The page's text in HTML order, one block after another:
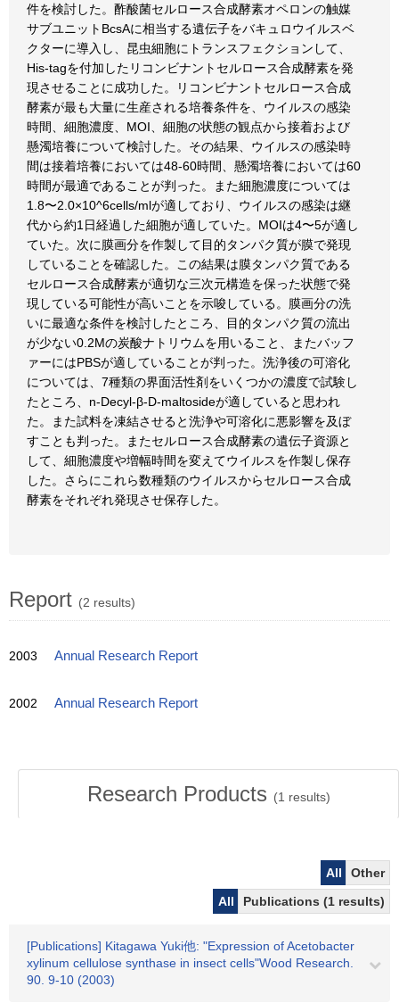
件を検討した。酢酸菌セルロース合成酵素オペロンの触媒
サブユニットBcsAに相当する遺伝子をバキュロウイルスベ
クターに導入し、昆虫細胞にトランスフェクションして、
His-tagを付加したリコンビナントセルロース合成酵素を発
現させることに成功した。リコンビナントセルロース合成
酵素が最も大量に生産される培養条件を、ウイルスの感染
時間、細胞濃度、MOI、細胞の状態の観点から接着および
懸濁培養について検討した。その結果、ウイルスの感染時
間は接着培養においては48-60時間、懸濁培養においては60
時間が最適であることが判った。また細胞濃度については
1.8〜2.0×10^6cells/mlが適しており、ウイルスの感染は継
代から約1日経過した細胞が適していた。MOIは4〜5が適し
ていた。次に膜画分を作製して目的タンパク質が膜で発現
していることを確認した。この結果は膜タンパク質である
セルロース合成酵素が適切な三次元構造を保った状態で発
現している可能性が高いことを示唆している。膜画分の洗
いに最適な条件を検討したところ、目的タンパク質の流出
が少ない0.2Mの炭酸ナトリウムを用いること、またバッフ
ァーにはPBSが適していることが判った。洗浄後の可溶化
については、7種類の界面活性剤をいくつかの濃度で試験し
たところ、n-Decyl-β-D-maltosideが適していると思われ
た。また試料を凍結させると洗浄や可溶化に悪影響を及ぼ
すことも判った。またセルロース合成酵素の遺伝子資源と
して、細胞濃度や増幅時間を変えてウイルスを作製し保存
した。さらにこれら数種類のウイルスからセルロース合成
酵素をそれぞれ発現させ保存した。
Report (2 results)
2003 Annual Research Report
2002 Annual Research Report
Research Products (1 results)
All
Other
All
Publications (1 results)
[Publications] Kitagawa Yuki他: "Expression of Acetobacter
xylinum cellulose synthase in insect cells"Wood Research.
90. 9-10 (2003)